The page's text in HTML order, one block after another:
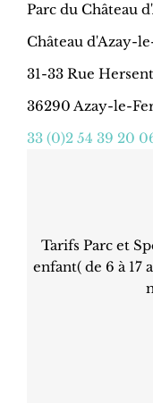
Parc du Château
Château d'Azay-
31-33 Rue
36290 Azay-le-
33 (0)2 54 39 20
Tarifs Parc et
enfant( de 6 à 17